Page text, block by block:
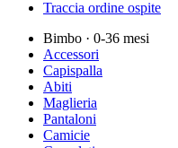
Traccia ordine ospite
Bimbo · 0-36 mesi
Accessori
Capispalla
Abiti
Maglieria
Pantaloni
Camicie